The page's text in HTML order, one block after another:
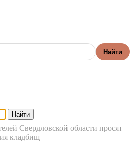
Найти
Найти
Свердловской области просят
кладбищ